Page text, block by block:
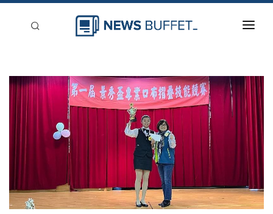
新聞稿分類
登入
刊登